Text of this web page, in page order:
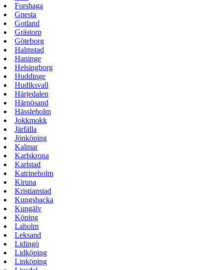
Forshaga
Gnesta
Gotland
Grästorp
Göteborg
Halmstad
Haninge
Helsingborg
Huddinge
Hudiksvall
Härjedalen
Härnösand
Hässleholm
Jokkmokk
Järfälla
Jönköping
Kalmar
Karlskrona
Karlstad
Katrineholm
Kiruna
Kristianstad
Kungsbacka
Kungälv
Köping
Laholm
Leksand
Lidingö
Lidköping
Linköping